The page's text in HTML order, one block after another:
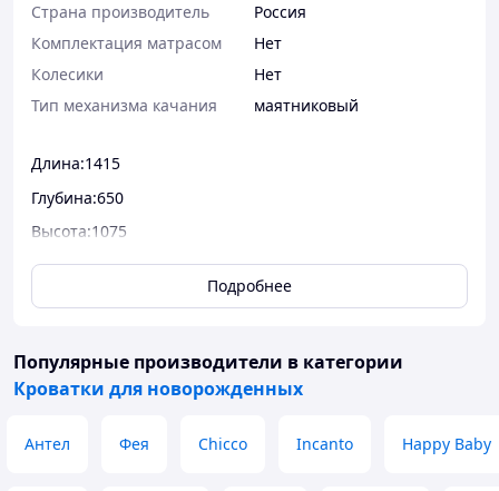
Страна производитель
Россия
Комплектация матрасом
Нет
Колесики
Нет
Тип механизма качания
маятниковый
Длина:1415
Глубина:650
Высота:1075
Универсальный маятниковый механизм
(поперечный+продольный), закрытый ящик
Размер ложа:1200х600
Уровень ложа:3
Универсальный маятниковый механизм
Подробнее
Популярные производители в категории
Кроватки для новорожденных
Антел Фея Chicco Incanto Happy Baby